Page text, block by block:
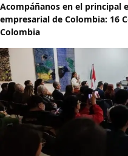
Acompáñanos en el principal
empresarial de Colombia: 16
Colombia